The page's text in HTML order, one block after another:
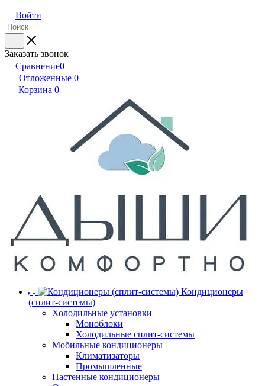
Войти
Заказать звонок
Сравнение0
Отложенные 0
Корзина 0
Кондиционеры
(сплит-системы)
Холодильные установки
Моноблоки
Холодильные сплит-системы
Мобильные кондиционеры
Климатизаторы
Промышленные
Настенные кондиционеры